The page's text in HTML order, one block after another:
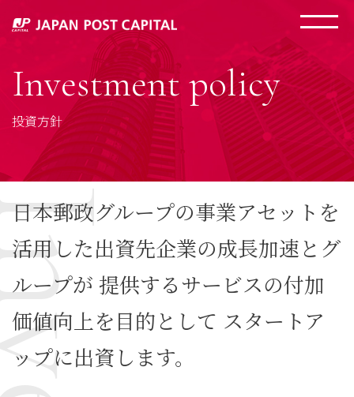
Investment policy
投資方針
日本郵政グループの事業アセットを
活用した出資先企業の成長加速とグ
ループが 提供するサービスの付加
価値向上を目的として スタートア
ップに出資します。